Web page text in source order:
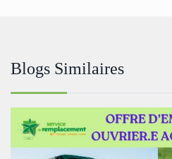
Blogs Similaires